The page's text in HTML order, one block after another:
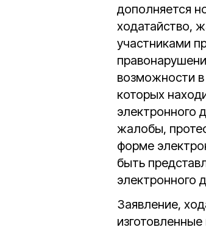
дополняется
ходатайство,
участниками
возможности в
которых
электронного
жалобы,
форме
быть
электронного
Заявление,